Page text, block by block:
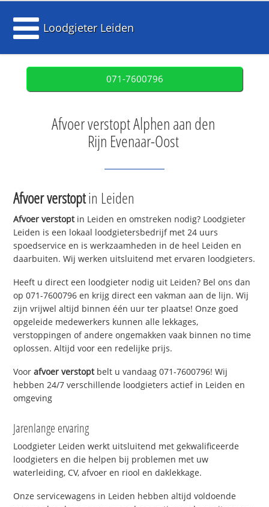
Loodgieter Leiden
071-7600796
Afvoer verstopt Alphen aan den
Rijn Evenaar-Oost
Afvoer verstoptin Leiden
Afvoer verstoptin Leiden en omstreken nodig? Loodgieter
Leiden is een lokaal loodgietersbedrijf met 24 uurs
spoedservice en is werkzaamheden in de heel Leiden en
daarbuiten. Wij werken uitsluitend met ervaren loodgieters.
Heeft u direct een loodgieter nodig uit Leiden? Bel ons dan
op 071-7600796 en krijg direct een vakman aan de lijn. Wij
zijn vrijwel altijd binnen één uur ter plaatse! Onze goed
opgeleide medewerkers kunnen alle lekkages,
verstoppingen of andere ongemakken vaak binnen no time
oplossen. Altijd voor een redelijke prijs.
Voorafvoer verstoptbelt u vandaag 071-7600796! Wij
hebben 24/7 verschillende loodgieters actief in Leiden en
omgeving
Jarenlange ervaring
Loodgieter Leiden werkt uitsluitend met gekwalificeerde
loodgieters en die helpen bij problemen met uw
waterleiding, CV, afvoer en riool en daklekkage.
Onze servicewagens in Leiden hebben altijd voldoende